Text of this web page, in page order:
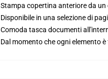
Stampa copertina anteriore da
Disponibile in una selezione di
Comoda tasca documenti
Dal momento che ogni elemento